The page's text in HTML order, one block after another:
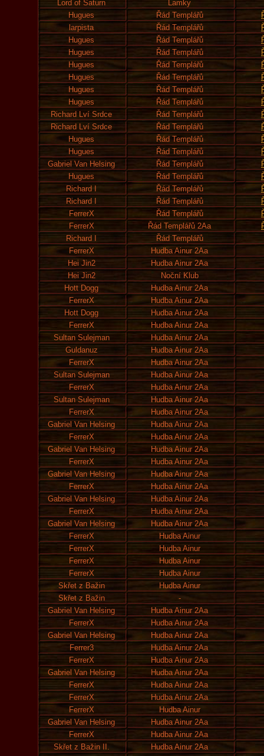
Lord of Saturn
Lamky
Hugues
Řád Templářů
larpista
Řád Templářů
Hugues
Řád Templářů
Hugues
Řád Templářů
Hugues
Řád Templářů
Hugues
Řád Templářů
Hugues
Řád Templářů
Hugues
Řád Templářů
Richard Lví Srdce
Řád Templářů
Richard Lví Srdce
Řád Templářů
Hugues
Řád Templářů
Hugues
Řád Templářů
Gabriel Van Helsing
Řád Templářů
Hugues
Řád Templářů
Richard I
Řád Templářů
Richard I
Řád Templářů
FerrerX
Řád Templářů
FerrerX
Řád Templářů 2Aa
Richard I
Řád Templářů
FerrerX
Hudba Ainur 2Aa
Hei Jin2
Hudba Ainur 2Aa
Hei Jin2
Noční Klub
Hott Dogg
Hudba Ainur 2Aa
FerrerX
Hudba Ainur 2Aa
Hott Dogg
Hudba Ainur 2Aa
FerrerX
Hudba Ainur 2Aa
Sultan Sulejman
Hudba Ainur 2Aa
Guldanuz
Hudba Ainur 2Aa
FerrerX
Hudba Ainur 2Aa
Sultan Sulejman
Hudba Ainur 2Aa
FerrerX
Hudba Ainur 2Aa
Sultan Sulejman
Hudba Ainur 2Aa
FerrerX
Hudba Ainur 2Aa
Gabriel Van Helsing
Hudba Ainur 2Aa
FerrerX
Hudba Ainur 2Aa
Gabriel Van Helsing
Hudba Ainur 2Aa
FerrerX
Hudba Ainur 2Aa
Gabriel Van Helsing
Hudba Ainur 2Aa
FerrerX
Hudba Ainur 2Aa
Gabriel Van Helsing
Hudba Ainur 2Aa
FerrerX
Hudba Ainur 2Aa
Gabriel Van Helsing
Hudba Ainur 2Aa
FerrerX
Hudba Ainur
FerrerX
Hudba Ainur
FerrerX
Hudba Ainur
FerrerX
Hudba Ainur
Skřet z Bažin
Hudba Ainur
Skřet z Bažin
-
Gabriel Van Helsing
Hudba Ainur 2Aa
FerrerX
Hudba Ainur 2Aa
Gabriel Van Helsing
Hudba Ainur 2Aa
Ferrer3
Hudba Ainur 2Aa
FerrerX
Hudba Ainur 2Aa
Gabriel Van Helsing
Hudba Ainur 2Aa
FerrerX
Hudba Ainur 2Aa
FerrerX
Hudba Ainur 2Aa
FerrerX
Hudba Ainur
Gabriel Van Helsing
Hudba Ainur 2Aa
FerrerX
Hudba Ainur 2Aa
Skřet z Bažin II.
Hudba Ainur 2Aa